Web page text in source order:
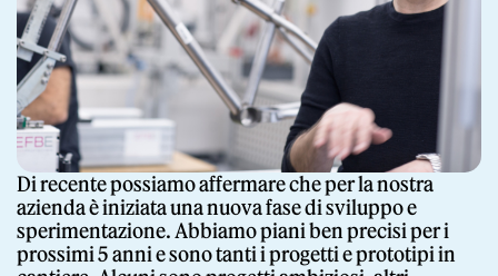
Di recente possiamo affermare che per la nostra
azienda è iniziata una nuova fase di sviluppo e
sperimentazione. Abbiamo piani ben precisi per i
prossimi 5 anni e sono tanti i progetti e prototipi in